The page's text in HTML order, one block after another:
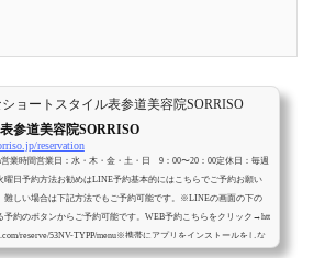
ョートスタイル表参道美容院SORRISO
参道美容院SORRISO
reservation
営業時間営業日：水・木・金・土・日 9：00〜20：00定休日：毎週
曜日予約方法お勧めはLINE予約基本的にはこちらでご予約お願い
難しい場合は下記方法でもご予約可能です。※LINEの画面の下の
予約のボタンからご予約可能です。WEB予約こちらをクリック→htt
reserve/53NV-TYPP/menu※携帯にアプリをインストールをしな